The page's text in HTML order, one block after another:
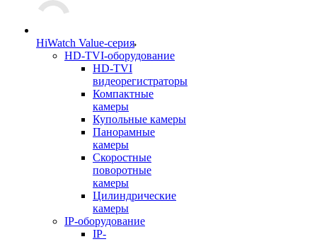
HiWatch Value-серия
HD-TVI-оборудование
HD-TVI
видеорегистраторы
Компактные
камеры
Купольные камеры
Панорамные
камеры
Скоростные
поворотные
камеры
Цилиндрические
камеры
IP-оборудование
IP-